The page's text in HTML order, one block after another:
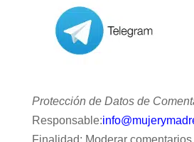
Protección de Datos de
Responsable:
Finalidad: Moderar